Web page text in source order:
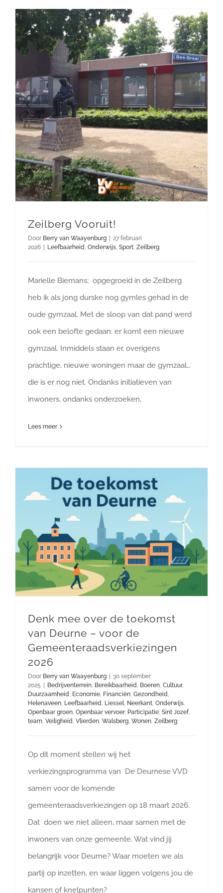
DOE MEE
Zeilberg Vooruit!
Door Berry van Waayenburg | 27 februari
2026 | Leefbaarheid Onderwijs Sport Zeilberg
Marielle Biemans; opgegroeid in de Zeilberg
heb ik als jong durske nog gymles gehad in de
oude gymzaal. Met de sloop van dat pand werd
ook een belofte gedaan: er komt een nieuwe
gymzaal. Inmiddels staan er, overigens
prachtige, nieuwe woningen maar de gymzaal…
die is er nog niet. Ondanks initiatieven van
inwoners, ondanks onderzoeken,
Lees meer
Denk mee over de toekomst
van Deurne – voor de
Gemeenteraadsverkiezingen
2026
Door Berry van Waayenburg
30 september
2025
Bedrijventerrein, Bereikbaarheid, Boeren, Cultuur,
Duurzaamheid, Economie, Financiën, Gezondheid,
Helenaveen, Leefbaarheid, Liessel, Neerkant, Onderwijs,
Openbaar groen, Openbaar vervoer, Participatie, Sint Jozef,
team, Veiligheid, Vlierden, Walsberg, Wonen, Zeilberg
Op dit moment stellen wij het
verkiezingsprogramma van De Deurnese VVD
samen voor de komende
gemeenteraadsverkiezingen op 18 maart 2026.
Dat doen we niet alleen, maar samen met de
inwoners van onze gemeente. Wat vind jij
belangrijk voor Deurne? Waar moeten we als
partij op inzetten, en waar liggen volgens jou de
kansen of knelpunten?